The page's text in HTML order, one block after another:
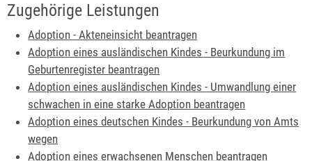
Zugehörige Leistungen
Adoption - Akteneinsicht beantragen
Adoption eines ausländischen Kindes - Beurkundung im
Geburtenregister beantragen
Adoption eines ausländischen Kindes - Umwandlung einer
schwachen in eine starke Adoption beantragen
Adoption eines deutschen Kindes - Beurkundung von Amts
wegen
Adoption eines erwachsenen Menschen beantragen